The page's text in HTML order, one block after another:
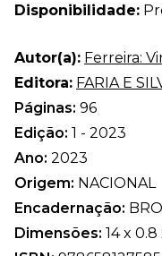
Disponibilidade:
Autor(a): Ferreira:
Editora: FARIA E
Páginas: 96
Edição: 1 - 2023
Ano: 2023
Origem: NACIONAL
Encadernação:
Dimensões: 14 x 0.8